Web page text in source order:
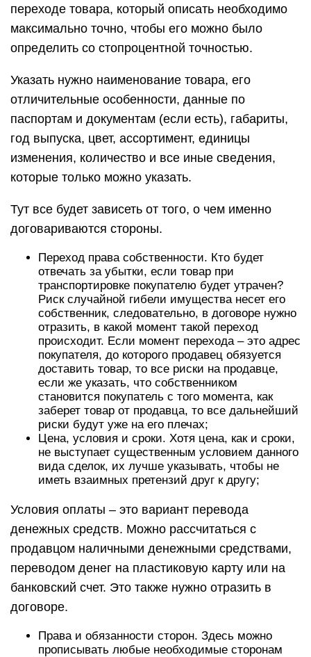
переходе товара, который описать необходимо
максимально точно, чтобы его можно было
определить со стопроцентной точностью.
Указать нужно наименование товара, его
отличительные особенности, данные по
паспортам и документам (если есть), габариты,
год выпуска, цвет, ассортимент, единицы
изменения, количество и все иные сведения,
которые только можно указать.
Тут все будет зависеть от того, о чем именно
договариваются стороны.
Переход права собственности. Кто будет
отвечать за убытки, если товар при
транспортировке покупателю будет утрачен?
Риск случайной гибели имущества несет его
собственник, следовательно, в договоре нужно
отразить, в какой момент такой переход
происходит. Если момент перехода – это адрес
покупателя, до которого продавец обязуется
доставить товар, то все риски на продавце,
если же указать, что собственником
становится покупатель с того момента, как
заберет товар от продавца, то все дальнейший
риски будут уже на его плечах;
Цена, условия и сроки. Хотя цена, как и сроки,
не выступает существенным условием данного
вида сделок, их лучше указывать, чтобы не
иметь взаимных претензий друг к другу;
Условия оплаты – это вариант перевода
денежных средств. Можно рассчитаться с
продавцом наличными денежными средствами,
переводом денег на пластиковую карту или на
банковский счет. Это также нужно отразить в
договоре.
Права и обязанности сторон. Здесь можно
прописывать любые необходимые сторонам